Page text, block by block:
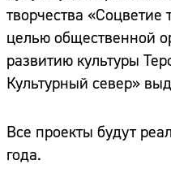
творчества
целью общественной
развитию культуры
Культурный север»
Все проекты будут
года.